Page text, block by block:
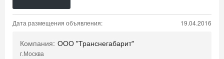
Дата размещения объявления: 19.04.2016
Компания: ООО "Транснегабарит"
г.Москва